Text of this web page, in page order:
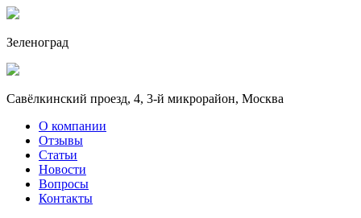
Зеленоград
Савёлкинский проезд, 4, 3-й микрорайон, Москва
О компании
Отзывы
Статьи
Новости
Вопросы
Контакты